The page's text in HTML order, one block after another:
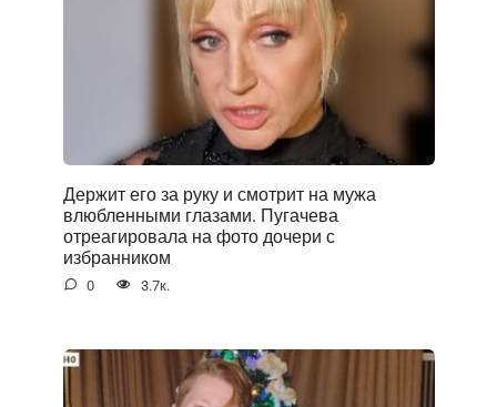
Держит его за руку и смотрит на мужа
влюбленными глазами. Пугачева
отреагировала на фото дочери с
избранником
0 3.7к.